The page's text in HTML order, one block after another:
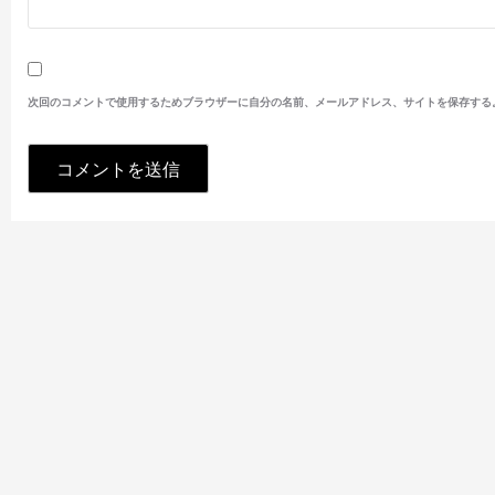
次回のコメントで使用するためブラウザーに自分の名前、メールアドレス、サイトを保存する